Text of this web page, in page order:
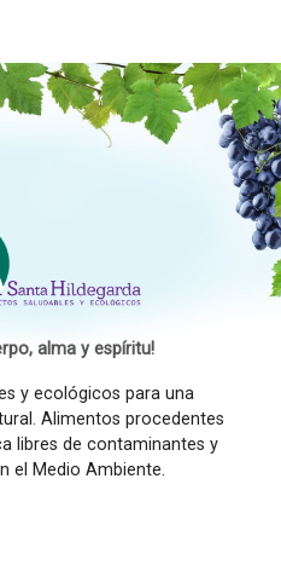
alma y espíritu!
y ecológicos para una
Alimentos procedentes
libres de contaminantes y
el Medio Ambiente.